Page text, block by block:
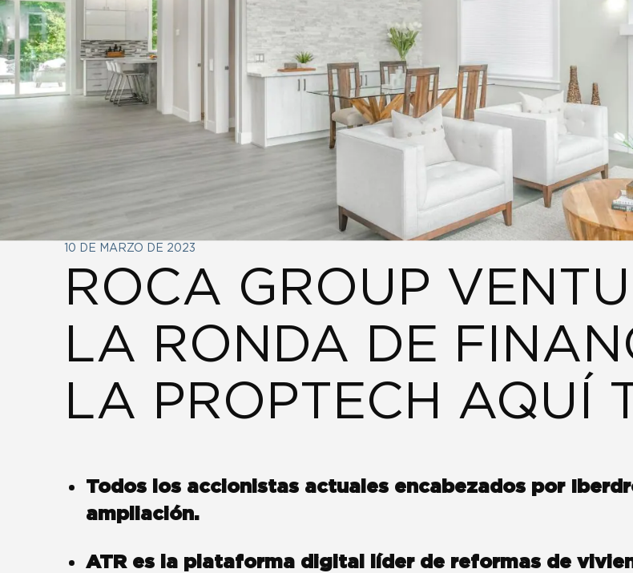
10 DE MARZO DE 2023
ROCA GROUP
LA RONDA DE
LA PROPTECH AQUÍ
Todos los accionistas actuales encabezados por
ampliación.
ATR es la plataforma digital líder de reformas de